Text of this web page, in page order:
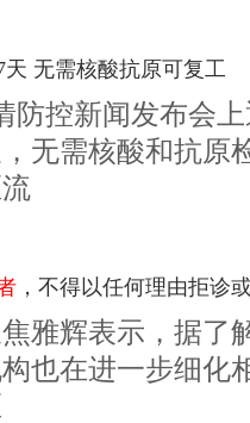
天 无需核酸抗原可复工
防控新闻发布会
无需核酸和抗原
，不得以任何理由拒诊
雅辉表示，据了
也在进一步细化